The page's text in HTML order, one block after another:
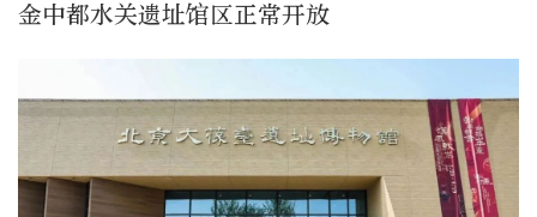
金中都水关遗址馆区正常开放